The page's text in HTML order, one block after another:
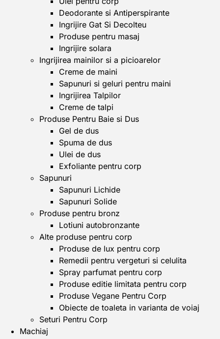
Deodorante si Antiperspirante
Ingrijire Gat Si Decolteu
Produse pentru masaj
Ingrijire solara
Ingrijirea mainilor si a picioarelor
Creme de maini
Sapunuri si geluri pentru maini
Ingrijirea Talpilor
Creme de talpi
Produse Pentru Baie si Dus
Gel de dus
Spuma de dus
Ulei de dus
Exfoliante pentru corp
Sapunuri
Sapunuri Lichide
Sapunuri Solide
Produse pentru bronz
Lotiuni autobronzante
Alte produse pentru corp
Produse de lux pentru corp
Remedii pentru vergeturi si celulita
Spray parfumat pentru corp
Produse editie limitata pentru corp
Produse Vegane Pentru Corp
Obiecte de toaleta in varianta de voiaj
Seturi Pentru Corp
Machiaj